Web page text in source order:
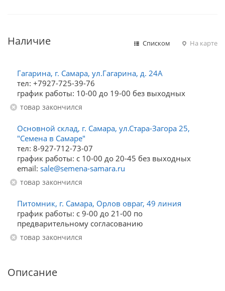
Наличие Списком На карте
Гагарина, г. Самара, ул.Гагарина, д. 24А
тел: +7927-725-39-76
график работы: 10-00 до 19-00 без выходных
Товар закончился
Основной склад, г. Самара, ул.Стара-Загора 25,
"Семена в Самаре"
тел: 8-927-712-73-07
график работы: с 10-00 до 20-45 без выходных
email: sale@semena-samara.ru
Товар закончился
Питомник, г. Самара, Орлов овраг, 49 линия
график работы: с 9-00 до 21-00 по
предварительному согласованию
Товар закончился
Описание